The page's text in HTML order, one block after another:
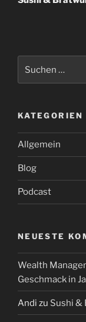
KATEGORIEN
Allgemein
Blog
Podcast
NEUESTE
Wealth
Geschmack in
Andi zu Sushi &